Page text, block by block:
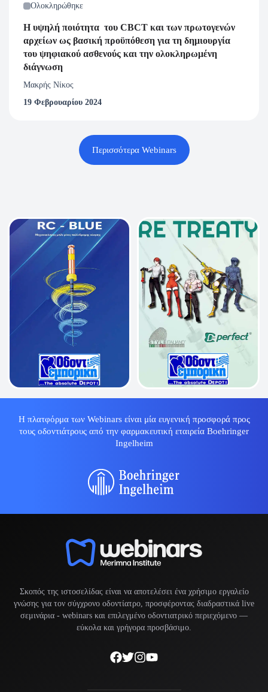
Ολοκληρώθηκε
Η υψηλή ποιότητα του CBCT και των πρωτογενών
αρχείων ως βασική προϋπόθεση για τη δημιουργία
του ψηφιακού ασθενούς και την ολοκληρωμένη
διάγνωση
Μακρής Νίκος
19 Φεβρουαρίου 2024
Περισσότερα Webinars
Η πλατφόρμα των Webinars είναι μία ευγενική προσφορά προς
τους οδοντιάτρους από την φαρμακευτική εταιρεία Boehringer
Ingelheim
Σκοπός της ιστοσελίδας είναι να αποτελέσει ένα χρήσιμο εργαλείο
γνώσης για τον σύγχρονο οδοντίατρο, προσφέροντας διαδραστικά live
σεμινάρια - webinars και επιλεγμένο οδοντιατρικό περιεχόμενο —
εύκολα και γρήγορα προσβάσιμο.